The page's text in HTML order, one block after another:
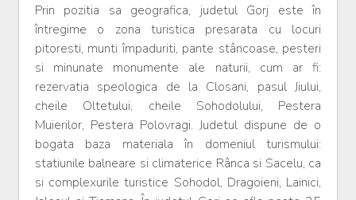
Prin pozitia sa geografica, judetul Gorj este în
întregime o zona turistica presarata cu locuri
pitoresti, munti împaduriti, pante stâncoase, pesteri
si minunate monumente ale naturii, cum ar fi:
rezervatia speologica de la Closani, pasul Jiului,
cheile Oltetului, cheile Sohodolului, Pestera
Muierilor, Pestera Polovragi. Judetul dispune de o
bogata baza materiala în domeniul turismului:
statiunile balneare si climaterice Rânca si Sacelu, ca
si complexurile turistice Sohodol, Dragoieni, Lainici,